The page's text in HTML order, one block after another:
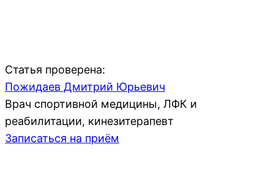
Статья проверена:
Пожидаев Дмитрий Юрьевич
Врач спортивной медицины, ЛФК и
реабилитации, кинезитерапевт
Записаться на приём